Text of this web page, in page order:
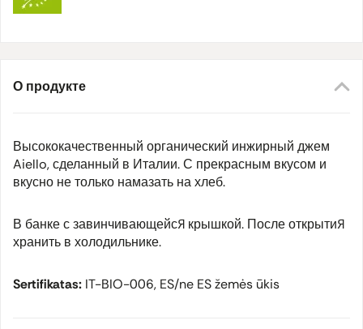
О продукте
Высококачественный органический инжирный джем
Aiello, сделанный в Италии. С прекрасным вкусом и
вкусно не только намазать на хлеб.
В банке с завинчивающейся крышкой. После открытия
хранить в холодильнике.
Sertifikatas: IT-BIO-006, ES/ne ES žemės ūkis